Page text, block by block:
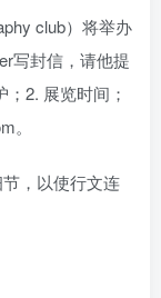
club）将举办
写封信，请他提
2. 展览时间；
。
，以使行文连